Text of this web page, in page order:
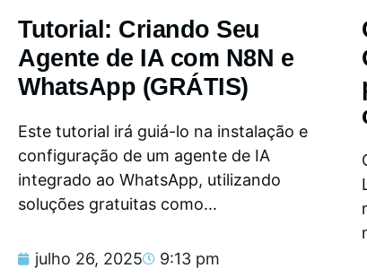
Tutorial: Criando Seu
Agente de IA com N8N e
WhatsApp (GRÁTIS)
Este tutorial irá guiá-lo na instalação e
configuração de um agente de IA
integrado ao WhatsApp, utilizando
soluções gratuitas como...
julho 26, 2025 9:13 pm